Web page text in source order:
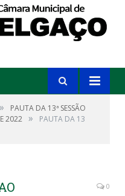
»
PAUTA DA 13ª SESSÃO
2022 »
PAUTA DA 13
0